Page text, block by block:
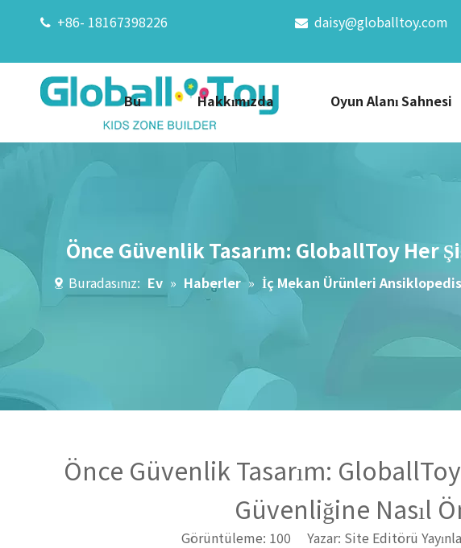
 +86- 18167398226  daisy@globalltoy.com
Bu Hakkımızda Oyun Alanı Sahnesi
Önce Güvenlik Tasarım: GloballToy Her
Buradasınız: Ev » Haberler » İç Mekan Ürünleri
Önce Güvenlik Tasarım:
Güvenliğine Nasıl
Görüntüleme: 100 Yazar: Site Editörü